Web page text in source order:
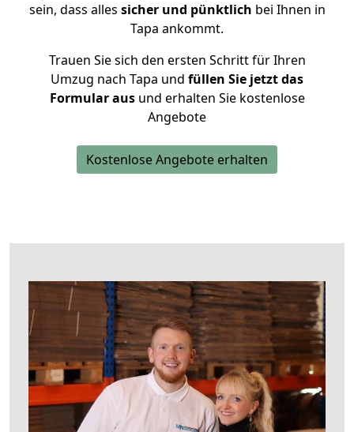
sein, dass alles sicher und pünktlich bei Ihnen in
Tapa ankommt.
Trauen Sie sich den ersten Schritt für Ihren
Umzug nach Tapa und füllen Sie jetzt das
Formular ausund erhalten Sie kostenlose
Angebote
Kostenlose Angebote erhalten